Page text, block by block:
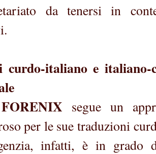
da tenersi in
curdo-italiano e italiano-
segue un
per le sue traduzioni
infatti, è in grado